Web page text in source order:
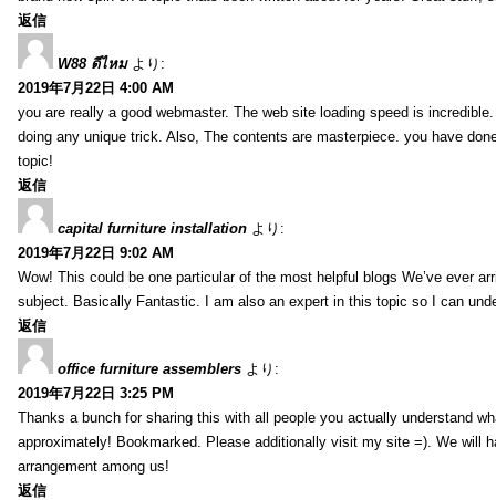
返信
W88 ดีไหม より:
2019年7月22日 4:00 AM
you are really a good webmaster. The web site loading speed is
doing any unique trick. Also, The contents are masterpiece. you have
topic!
返信
capital furniture installation より:
2019年7月22日 9:02 AM
Wow! This could be one particular of the most helpful blogs We’ve ever
subject. Basically Fantastic. I am also an expert in this topic so I can
返信
office furniture assemblers より:
2019年7月22日 3:25 PM
Thanks a bunch for sharing this with all people you actually understand
approximately! Bookmarked. Please additionally visit my site =). We will
arrangement among us!
返信